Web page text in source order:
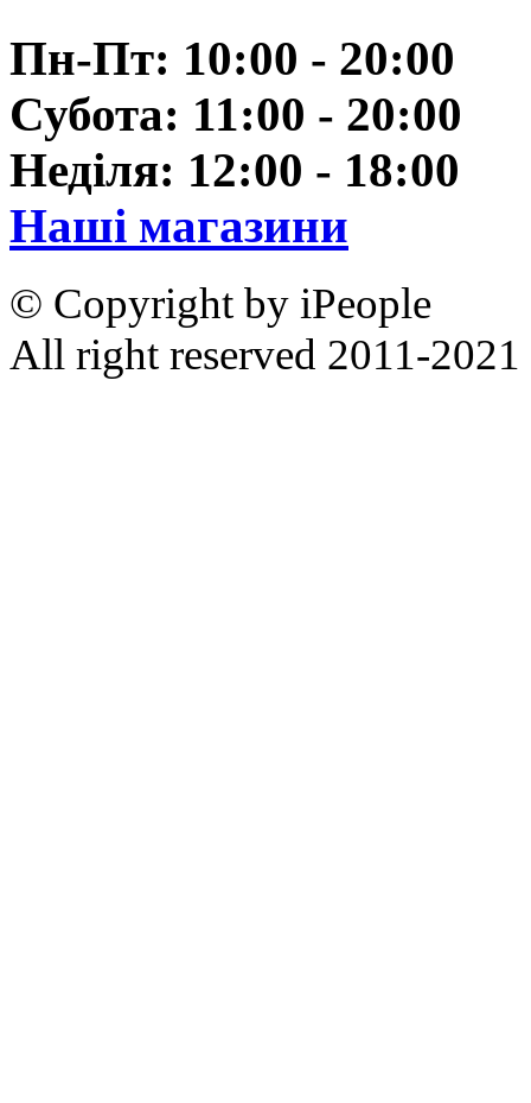
Пн-Пт: 10:00 - 20:00
Субота: 11:00 - 20:00
Неділя: 12:00 - 18:00
Наші магазини
© Copyright by iPeople
All right reserved 2011-2021